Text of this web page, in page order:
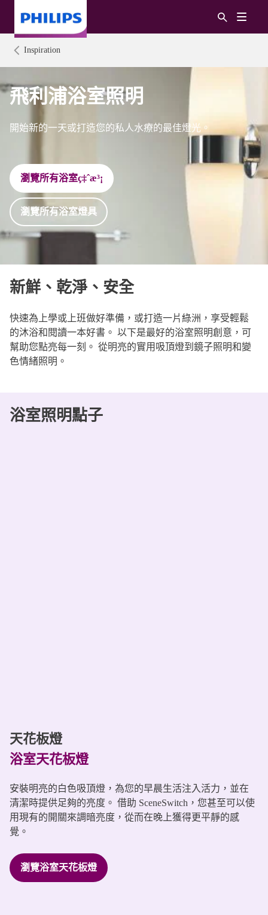
Inspiration
飛利浦浴室照明
開始新的一天或打造您的私人水療的最佳燈光。
瀏覽所有浴室ç‡ˆæ³¡
瀏覽所有浴室燈具
新鮮、乾淨、安全
快速為上學或上班做好準備，或打造一片綠洲，享受輕鬆
的沐浴和閱讀一本好書。 以下是最好的浴室照明創意，可
幫助您點亮每一刻。 從明亮的實用吸頂燈到鏡子照明和變
色情緒照明。
浴室照明點子
天花板燈
浴室天花板燈
安裝明亮的白色吸頂燈，為您的早晨生活注入活力，並在
清潔時提供足夠的亮度。 借助 SceneSwitch，您甚至可以使
用現有的開關來調暗亮度，從而在晚上獲得更平靜的感
覺。
瀏覽浴室天花板燈